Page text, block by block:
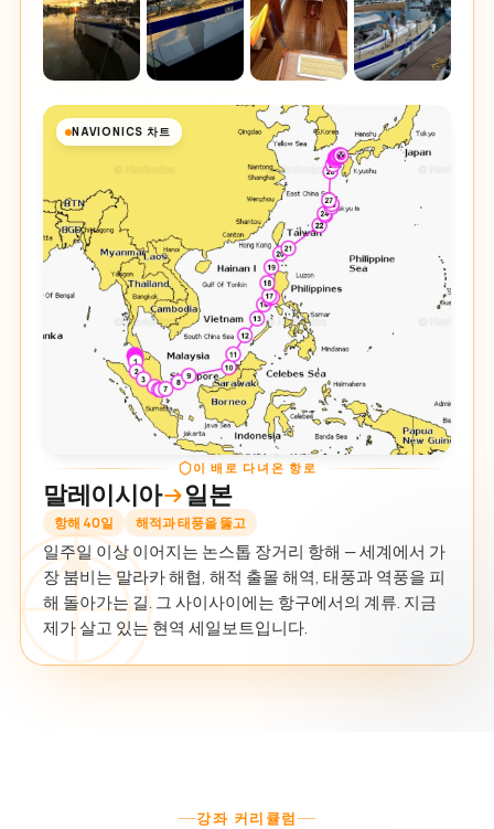
NAVIONICS 차트
이 배로 다녀온 항로
말레이시아 일본
항해 40일 해적과 태풍을 뚫고
일주일 이상 이어지는 논스톱 장거리 항해 — 세계에서 가
장 붐비는 말라카 해협, 해적 출몰 해역, 태풍과 역풍을 피
해 돌아가는 길. 그 사이사이에는 항구에서의 계류. 지금
제가 살고 있는 현역 세일보트입니다.
강좌 커리큘럼